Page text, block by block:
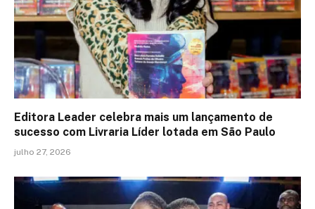
Editora Leader celebra mais um lançamento de
sucesso com Livraria Líder lotada em São Paulo
julho 27, 2026